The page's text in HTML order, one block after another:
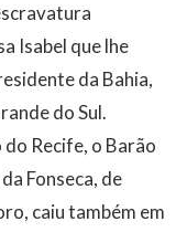
Isabel que lhe
da Bahia,
do Sul.
Recife, o Barão
Fonseca, de
caiu também em